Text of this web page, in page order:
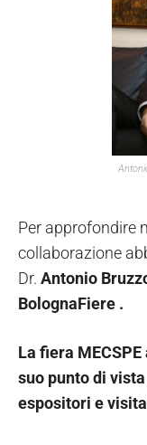
Per approfondire
collaborazione
Dr. Antonio
BolognaFiere .
La fiera
suo punto di
espositori e